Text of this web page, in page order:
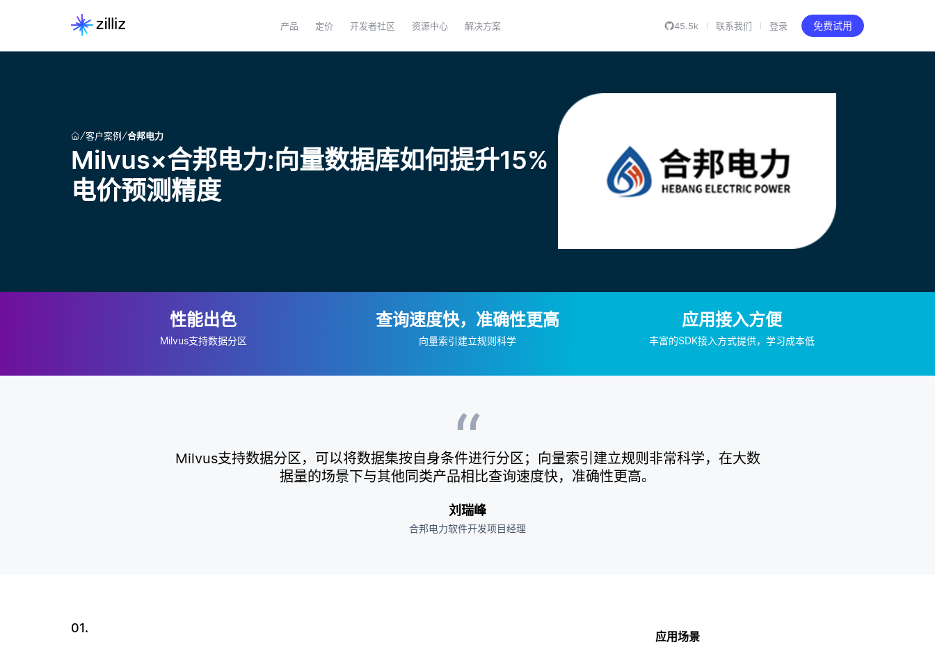
产品 定价 开发者社区 资源中心 解决方案 45.5k 联系我们 登录 免费试用
客户案例 合邦电力
Milvus×合邦电力:向量数据库如何提升15%
电价预测精度
性能出色
Milvus支持数据分区
查询速度快，准确性更高
向量索引建立规则科学
应用接入方便
丰富的SDK接入方式提供，学习成本低
“
Milvus支持数据分区，可以将数据集按自身条件进行分区；向量索引建立规则非常科学，在大数
据量的场景下与其他同类产品相比查询速度快，准确性更高。
刘瑞峰
合邦电力软件开发项目经理
01.
应用场景